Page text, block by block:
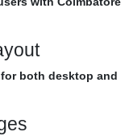
both desktop and